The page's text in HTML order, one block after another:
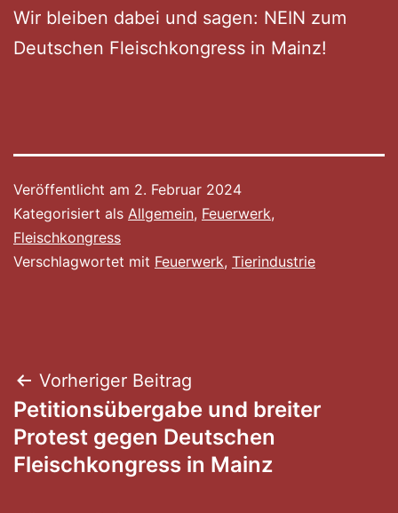
Wir bleiben dabei und sagen: NEIN zum
Deutschen Fleischkongress in Mainz!
Veröffentlicht am 2. Februar 2024
Kategorisiert als Allgemein, Feuerwerk,
Fleischkongress
Verschlagwortet mit Feuerwerk, Tierindustrie
Beitragsnavigation
Vorheriger Beitrag
Petitionsübergabe und breiter
Protest gegen Deutschen
Fleischkongress in Mainz